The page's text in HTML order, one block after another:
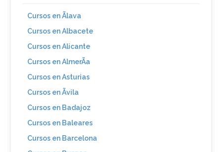
Cursos en Ãlava
Cursos en Albacete
Cursos en Alicante
Cursos en AlmerÃ­a
Cursos en Asturias
Cursos en Ãvila
Cursos en Badajoz
Cursos en Baleares
Cursos en Barcelona